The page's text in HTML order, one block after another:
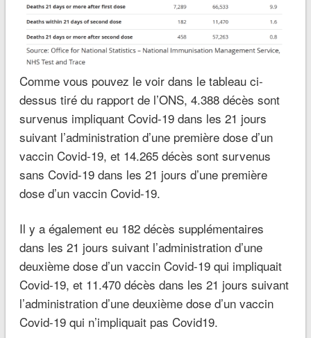
Comme vous pouvez le voir dans le tableau ci-
dessus tiré du rapport de l’ONS, 4.388 décès sont
survenus impliquant Covid-19 dans les 21 jours
suivant l’administration d’une première dose d’un
vaccin Covid-19, et 14.265 décès sont survenus
sans Covid-19 dans les 21 jours d’une première
dose d’un vaccin Covid-19.
Il y a également eu 182 décès supplémentaires
dans les 21 jours suivant l’administration d’une
deuxième dose d’un vaccin Covid-19 qui impliquait
Covid-19, et 11.470 décès dans les 21 jours suivant
l’administration d’une deuxième dose d’un vaccin
Covid-19 qui n’impliquait pas Covid19.